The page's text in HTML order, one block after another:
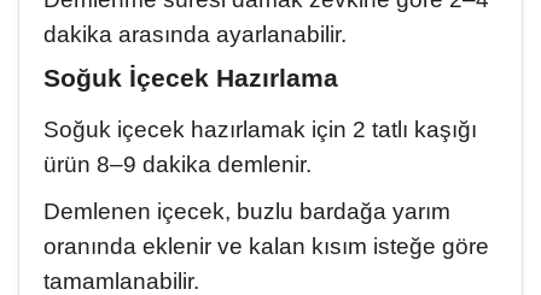
dakika arasında ayarlanabilir.
Soğuk İçecek Hazırlama
Soğuk içecek hazırlamak için 2 tatlı kaşığı
ürün 8–9 dakika demlenir.
Demlenen içecek, buzlu bardağa yarım
oranında eklenir ve kalan kısım isteğe göre
tamamlanabilir.